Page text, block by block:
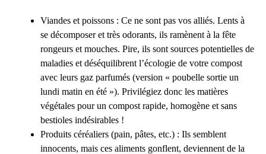
Viandes et poissons : Ce ne sont pas vos alliés. Lents à
se décomposer et très odorants, ils ramènent à la fête
rongeurs et mouches. Pire, ils sont sources potentielles de
maladies et déséquilibrent l’écologie de votre compost
avec leurs gaz parfumés (version « poubelle sortie un
lundi matin en été »). Privilégiez donc les matières
végétales pour un compost rapide, homogène et sans
bestioles indésirables !
Produits céréaliers (pain, pâtes, etc.) : Ils semblent
innocents, mais ces aliments gonflent, deviennent de la